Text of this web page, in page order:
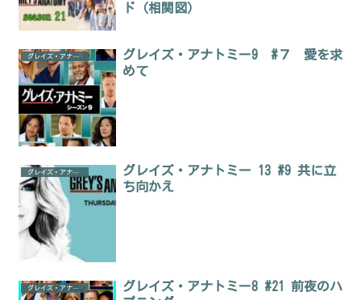
ド（相関図）
グレイズ・アナトミー
グレイズ・アナトミー9 #７ 愛を求
めて
グレイズ・アナトミー
グレイズ・アナトミー 13 #9 共に立
ち向かえ
グレイズ・アナトミー
グレイズ・アナトミー8 #21 前夜のハ